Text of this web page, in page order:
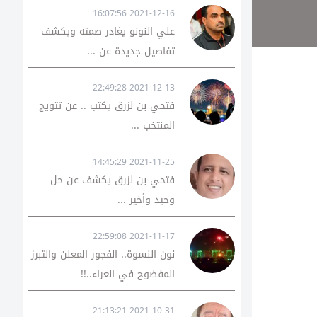
2021-12-16 16:07:56
علي النونو يغادر صمته ويكشف
تفاصيل جديدة عن ...
2021-12-13 22:49:28
فتحي بن لزرق يكتب .. عن تتويج
المنتخب ...
2021-11-25 14:45:29
فتحي بن لزرق يكشف عن حل
وحيد وأخير ...
2021-11-17 22:59:08
نون النسوة.. الفجور المعلن والتبرز
المفضوح في العراء..!!
2021-10-31 21:13:21